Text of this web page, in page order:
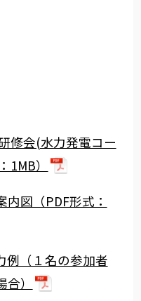
修会(水力発電コー
1MB）
図（PDF形式：
例（１名の参加者
）